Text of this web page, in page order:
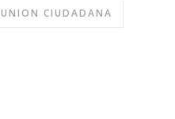
UNION CIUDADANA